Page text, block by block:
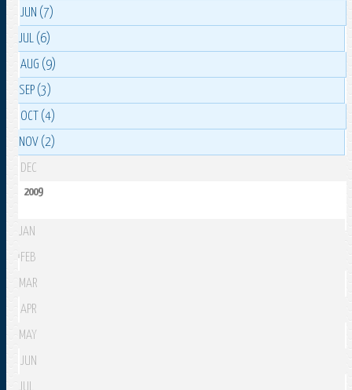
JUN (7)
JUL (6)
AUG (9)
SEP (3)
OCT (4)
NOV (2)
DEC
2009
JAN
FEB
MAR
APR
MAY
JUN